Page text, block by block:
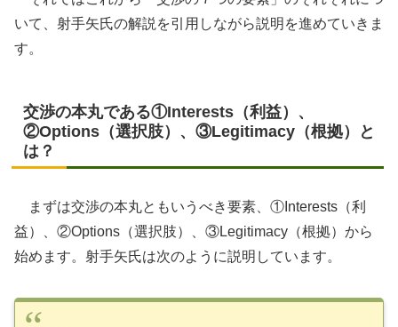
いて、射手矢氏の解説を引用しながら説明を進めていきま
す。
交渉の本丸である①Interests（利益）、
②Options（選択肢）、③Legitimacy（根拠）と
は？
まずは交渉の本丸ともいうべき要素、①Interests（利
益）、②Options（選択肢）、③Legitimacy（根拠）から
始めます。射手矢氏は次のように説明しています。